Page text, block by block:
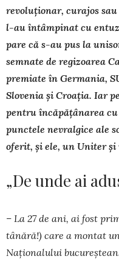
revoluționar, curajos
l-au întâmpinat cu
pare că s-au pus la
semnate de regizoarea
premiate în Germania,
Slovenia și Croația. Iar
pentru încăpățânarea
punctele nevralgice ale
oferit, și ele, un Uniter și
„De unde ai
– La 27 de ani, ai fost
tânără!) care a montat
Naționalului